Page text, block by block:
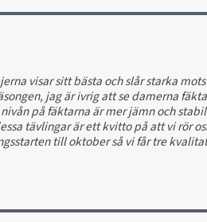
visar sitt bästa och slår starka
jag är ivrig att se damerna
på fäktarna är mer jämn och
tävlingar är ett kvitto på att vi rör
till oktober så vi får tre